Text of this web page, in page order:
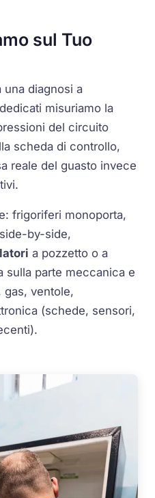
sul Tuo
una diagnosi a
misuriamo la
del circuito
scheda di controllo,
reale del guasto invece
frigoriferi monoporta,
by-side,
a pozzetto o a
sulla parte meccanica e
ventole,
(schede, sensori,